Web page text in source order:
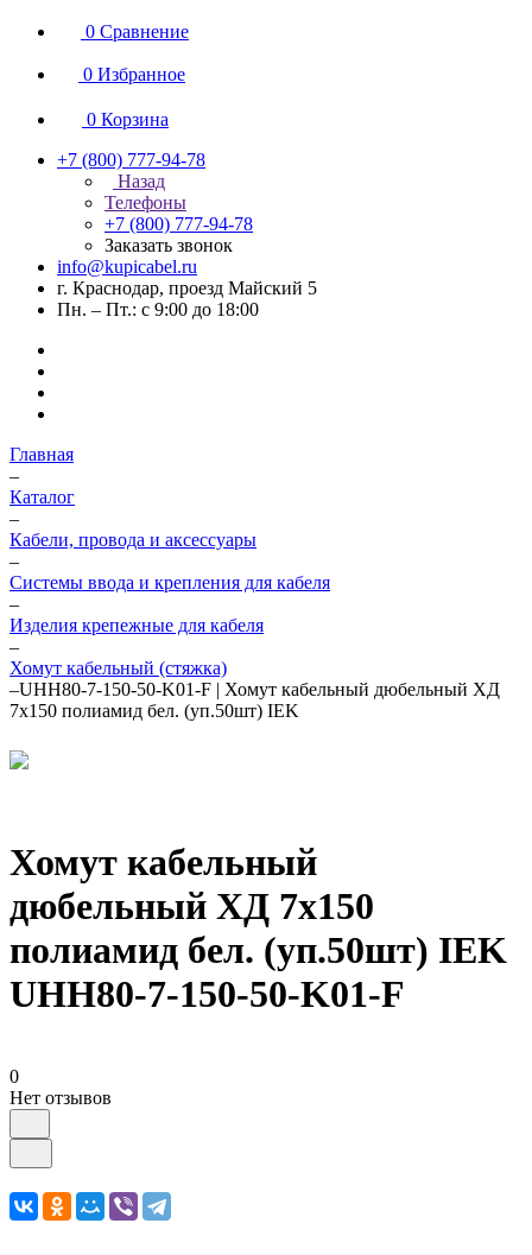
0 Сравнение
0 Избранное
0 Корзина
+7 (800) 777-94-78
Назад
Телефоны
+7 (800) 777-94-78
Заказать звонок
info@kupicabel.ru
г. Краснодар, проезд Майский 5
Пн. – Пт.: с 9:00 до 18:00
Главная
–
Каталог
–
Кабели, провода и аксессуары
–
Системы ввода и крепления для кабеля
–
Изделия крепежные для кабеля
–
Хомут кабельный (стяжка)
–UHH80-7-150-50-K01-F | Хомут кабельный дюбельный ХД
7х150 полиамид бел. (уп.50шт) IEK
Хомут кабельный
дюбельный ХД 7х150
полиамид бел. (уп.50шт) IEK
UHH80-7-150-50-K01-F
0
Нет отзывов